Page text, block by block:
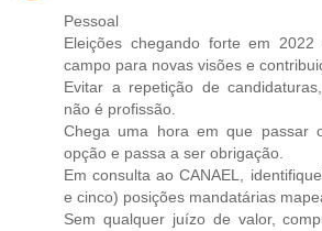
Pessoal
Eleições chegando forte em
campo para novas visões e
Evitar a repetição de
não é profissão.
Chega uma hora em que passar
opção e passa a ser obrigação.
Em consulta ao CANAEL,
e cinco) posições mandatárias
Sem qualquer juízo de valor,